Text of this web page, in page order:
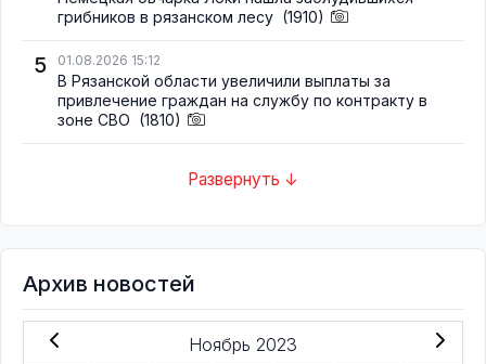
грибников в рязанском лесу (1910)
5 01.08.2026 15:12
В Рязанской области увеличили выплаты за
привлечение граждан на службу по контракту в
зоне СВО (1810)
Развернуть ↓
Архив новостей
Ноябрь 2023